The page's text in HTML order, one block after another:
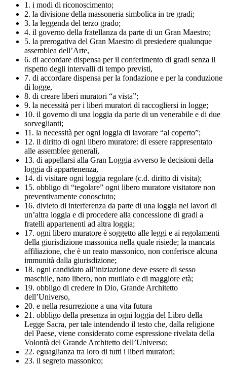
1. i modi di riconoscimento;
2. la divisione della massoneria simbolica in tre gradi;
3. la leggenda del terzo grado;
4. il governo della fratellanza da parte di un Gran Maestro;
5. la prerogativa del Gran Maestro di presiedere qualunque
assemblea dell’Arte,
6. di accordare dispensa per il conferimento di gradi senza il
rispetto degli intervalli di tempo previsti,
7. di accordare dispensa per la fondazione e per la conduzione
di logge,
8. di creare liberi muratori “a vista”;
9. la necessità per i liberi muratori di raccogliersi in logge;
10. il governo di una loggia da parte di un venerabile e di due
sorveglianti;
11. la necessità per ogni loggia di lavorare “al coperto”;
12. il diritto di ogni libero muratore: di essere rappresentato
alle assemblee generali,
13. di appellarsi alla Gran Loggia avverso le decisioni della
loggia di appartenenza,
14. di visitare ogni loggia regolare (c.d. diritto di visita);
15. obbligo di “tegolare” ogni libero muratore visitatore non
preventivamente conosciuto;
16. divieto di interferenza da parte di una loggia nei lavori di
un’altra loggia e di procedere alla concessione di gradi a
fratelli appartenenti ad altra loggia;
17. ogni libero muratore è soggetto alle leggi e ai regolamenti
della giurisdizione massonica nella quale risiede; la mancata
affiliazione, che è un reato massonico, non conferisce alcuna
immunità dalla giurisdizione;
18. ogni candidato all’iniziazione deve essere di sesso
maschile, nato libero, non mutilato e di maggiore età;
19. obbligo di credere in Dio, Grande Architetto
dell’Universo,
20. e nella resurrezione a una vita futura
21. obbligo della presenza in ogni loggia del Libro della
Legge Sacra, per tale intendendo il testo che, dalla religione
del Paese, viene considerato come espressione rivelata della
Volontà del Grande Architetto dell’Universo;
22. eguaglianza tra loro di tutti i liberi muratori;
23. il segreto massonico;